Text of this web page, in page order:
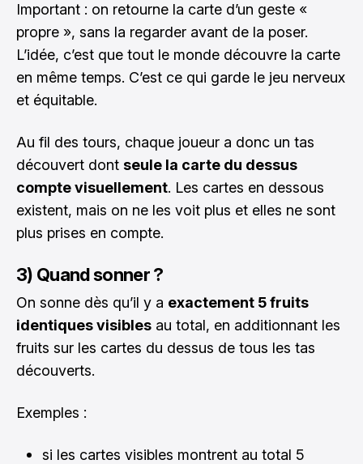
Important : on retourne la carte d’un geste «
propre », sans la regarder avant de la poser.
L’idée, c’est que tout le monde découvre la carte
en même temps. C’est ce qui garde le jeu nerveux
et équitable.
Au fil des tours, chaque joueur a donc un tas
découvert dont seule la carte du dessus
compte visuellement. Les cartes en dessous
existent, mais on ne les voit plus et elles ne sont
plus prises en compte.
3) Quand sonner ?
On sonne dès qu’il y a exactement 5 fruits
identiques visibles au total, en additionnant les
fruits sur les cartes du dessus de tous les tas
découverts.
Exemples :
si les cartes visibles montrent au total 5